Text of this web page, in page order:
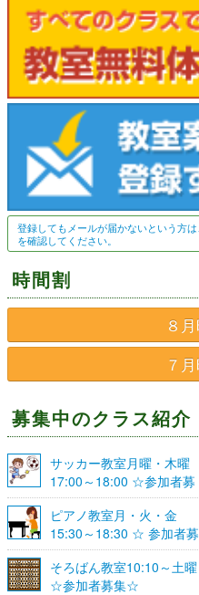
3. 持ち物について
クラブには水筒や運動靴、着
動に必要なもの以外は極力持
ます。盗難や紛失につきまし
ことはできませんのでご協力
4. 小さいお子様同伴の見学に
小さいお子様とご一緒にクラ
様に十分ご注意いただきます
5. 送り迎えについて
お車で送り迎えをされる場合
場所に駐車していただくよう
6. 写真について
わくわく教室の記録として写
紙・その他活動報告書類など
らかじめご了承ください。
7. クラブへ対するご要望・ご
ッフへご相談ください。皆さ
きたいと考えております。
登録してもメールが届かないという方
を確認してください。
時間割
８
７
募集中のクラス紹介
サッカー教室月曜・木曜
17:00～18:00 ☆参加者募
集☆
ピアノ教室月・火・金
15:30～18:30 ☆ 参加者募
集☆
そろばん教室10:10～土曜
☆参加者募集☆